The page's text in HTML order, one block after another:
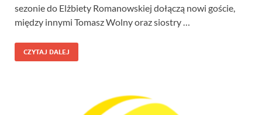
sezonie do Elżbiety Romanowskiej dołączą nowi goście,
między innymi Tomasz Wolny oraz siostry …
CZYTAJ DALEJ